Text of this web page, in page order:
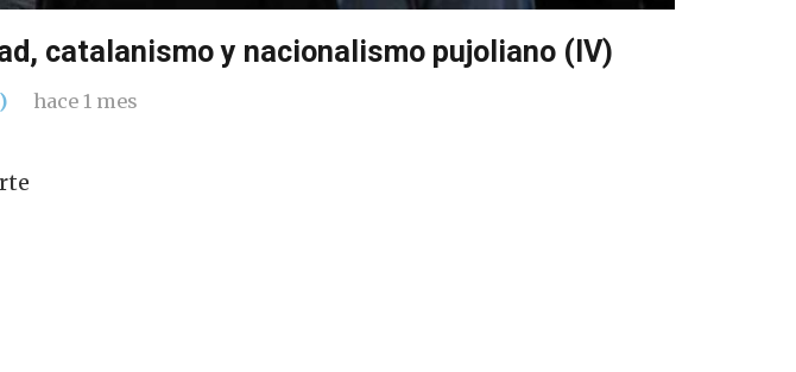
catalanismo y nacionalismo pujoliano (IV)
hace 1 mes